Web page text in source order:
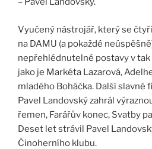
Vyučený nástrojář, který se
na DAMU (a pokaždé
nepřehlédnutelné postavy v
jako je Markéta Lazarová,
mladého Boháčka. Další slavné
Pavel Landovský zahrál
řemen, Farářův konec, Svatby
Deset let strávil Pavel
Činoherního klubu.